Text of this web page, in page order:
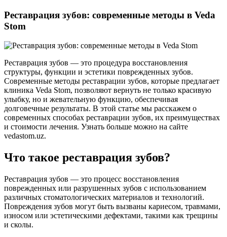
Реставрация зубов: современные методы в Veda
Stom
Реставрация зубов — это процедура восстановления
структуры, функции и эстетики поврежденных зубов.
Современные методы реставрации зубов, которые предлагает
клиника Veda Stom, позволяют вернуть не только красивую
улыбку, но и жевательную функцию, обеспечивая
долговечные результаты. В этой статье мы расскажем о
современных способах реставрации зубов, их преимуществах
и стоимости лечения. Узнать больше можно на сайте
vedastom.uz.
Что такое реставрация зубов?
Реставрация зубов — это процесс восстановления
поврежденных или разрушенных зубов с использованием
различных стоматологических материалов и технологий.
Повреждения зубов могут быть вызваны кариесом, травмами,
износом или эстетическими дефектами, такими как трещины
и сколы.